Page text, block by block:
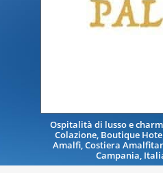
Ospitalità di lusso e
Colazione, Boutique
Amalfi, Costiera
Campania,